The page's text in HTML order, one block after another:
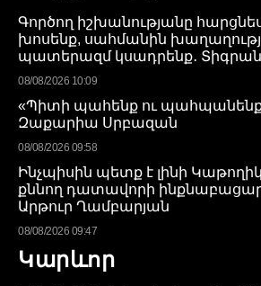
Գործող իշխանությանը
խոսենք, սահմանին
պատերազմ կսադրենք․
08/08/2026 10:09
«Պիտի պահենք ու պահպանենք
Զաքարիա Սրբազան
08/08/2026 09:58
Ինչպիսին պետք է լինի
քննող դատավորի
Արթուր Ղամբարյան
08/08/2026 09:47
Կարևոր